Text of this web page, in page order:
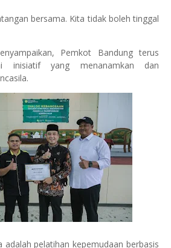
bersama. Kita tidak boleh tinggal
Pemkot Bandung terus
inisiatif yang menanamkan dan
adalah pelatihan kepemudaan berbasis